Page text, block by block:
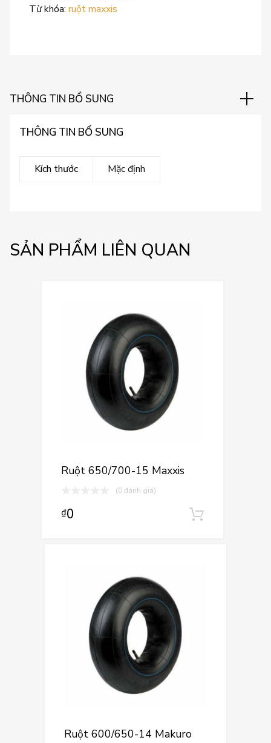
Từ khóa: ruột maxxis
THÔNG TIN BỔ SUNG
THÔNG TIN BỔ SUNG
Kích thước Mặc định
SẢN PHẨM LIÊN QUAN
Ruột 650/700-15 Maxxis
(0 đánh giá)
₫0
Ruột 600/650-14 Makuro